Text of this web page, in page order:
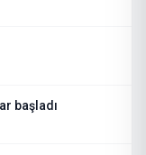
başladı